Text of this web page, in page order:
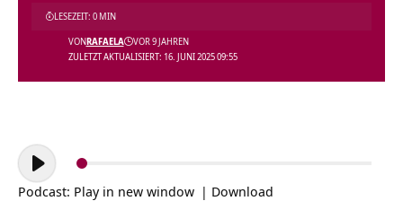
ZULETZT AKTUALISIERT: 16. JUNI 2025 09:55
VONRAFAELA VOR 9 JAHREN
LESEZEIT: 0 MIN
Audio-
Player
Podcast: Play in new window | Download